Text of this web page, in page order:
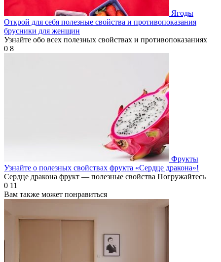
Ягоды
Открой для себя полезные свойства и противопоказания
брусники для женщин
Узнайте обо всех полезных свойствах и противопоказаниях
0 8
Фрукты
Узнайте о полезных свойствах фрукта «Сердце дракона»!
Сердце дракона фрукт — полезные свойства Погружайтесь
0 11
Вам также может понравиться